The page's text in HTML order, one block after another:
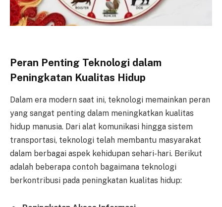
Peran Penting Teknologi dalam
Peningkatan Kualitas Hidup
Dalam era modern saat ini, teknologi memainkan peran
yang sangat penting dalam meningkatkan kualitas
hidup manusia. Dari alat komunikasi hingga sistem
transportasi, teknologi telah membantu masyarakat
dalam berbagai aspek kehidupan sehari-hari. Berikut
adalah beberapa contoh bagaimana teknologi
berkontribusi pada peningkatan kualitas hidup: